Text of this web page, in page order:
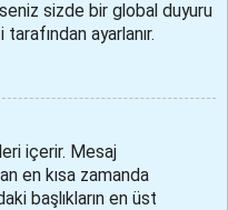
sizde bir global duyuru
ayarlanır.
içerir. Mesaj
en kısa zamanda
başlıkların en üst